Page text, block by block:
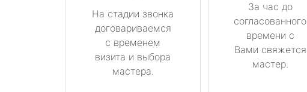
На стадии звонка
договариваемся
с временем
визита и выбора
мастера.
За час до
согласованного
времени с
Вами свяжется
мастер.